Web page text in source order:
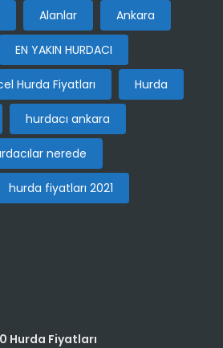
Alanlar Ankara
EN YAKIN HURDACI
Hurda Fiyatları Hurda
hurdacı ankara
nerede
hurda fiyatları 2021
Hurda Fiyatları